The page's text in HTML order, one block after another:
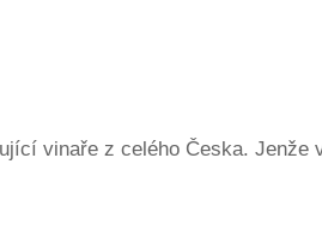
vinaře z celého Česka.